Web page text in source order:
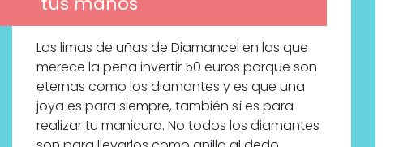
Las limas de uñas de Diamancel en las que
merece la pena invertir 50 euros porque son
eternas como los diamantes y es que una
joya es para siempre, también sí es para
realizar tu manicura. No todos los diamantes